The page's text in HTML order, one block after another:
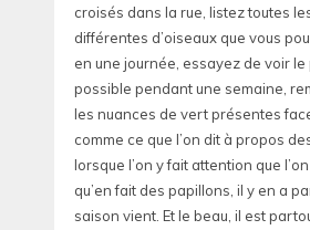
croisés dans la rue, listez toutes
différentes d’oiseaux que vous
en une journée, essayez de voir le
possible pendant une semaine,
les nuances de vert présentes
comme ce que l’on dit à propos
lorsque l’on y fait attention que
qu’en fait des papillons, il y en a
saison vient. Et le beau, il est